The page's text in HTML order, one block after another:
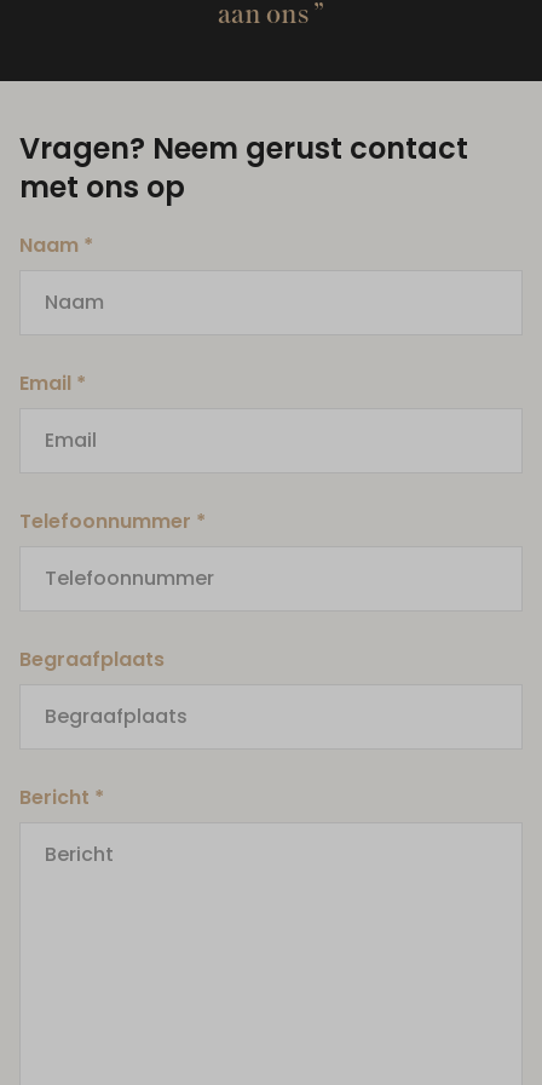
aan ons
Vragen? Neem gerust contact
met ons op
Naam *
Email *
Telefoonnummer *
Begraafplaats
Bericht *